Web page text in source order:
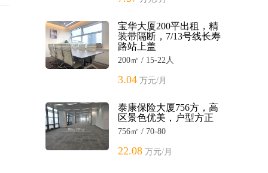
宝华大厦200平出租，精
装带隔断，7/13号线长寿
路站上盖
200㎡ / 15-22人
3.04 万元/月
泰康保险大厦756方，高
区景色优美，户型方正
756㎡ / 70-80
22.08 万元/月